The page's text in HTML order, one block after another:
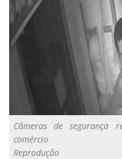
Câmeras de segurança
comércio
Reprodução